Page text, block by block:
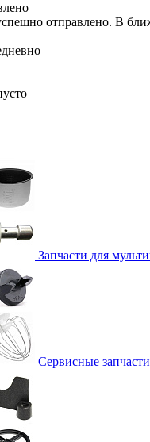
отправлено. В
Запчасти для
Сервисные запчасти